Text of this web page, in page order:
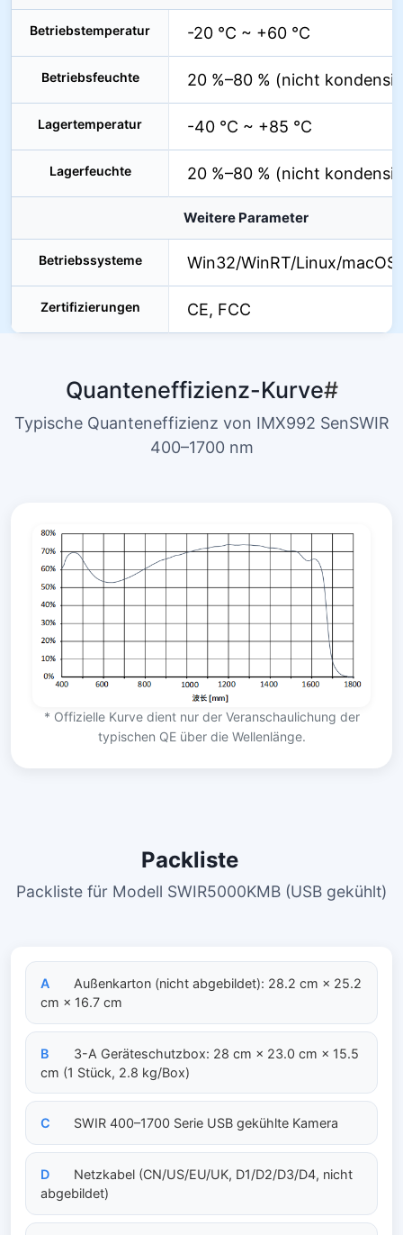
Betriebstemperatur -20 °C ~ +60 °C
Betriebsfeuchte 20 %–80 % (nicht
Lagertemperatur -40 °C ~ +85 °C
Lagerfeuchte 20 %–80 % (nicht
Weitere Parameter
Betriebssysteme Win32/WinRT/Linux/
Zertifizierungen CE, FCC
Quanteneffizienz-Kurve#
Typische Quanteneffizienz von IMX992 SenSWIR
400–1700 nm
* Offizielle Kurve dient nur der Veranschaulichung der
typischen QE über die Wellenlänge.
Packliste
Packliste für Modell SWIR5000KMB (USB gekühlt)
A
Außenkarton (nicht abgebildet): 28.2 cm × 25.2
cm × 16.7 cm
B
3-A Geräteschutzbox: 28 cm × 23.0 cm × 15.5
cm (1 Stück, 2.8 kg/Box)
C SWIR 400–1700 Serie USB gekühlte Kamera
D
Netzkabel (CN/US/EU/UK, D1/D2/D3/D4, nicht
abgebildet)